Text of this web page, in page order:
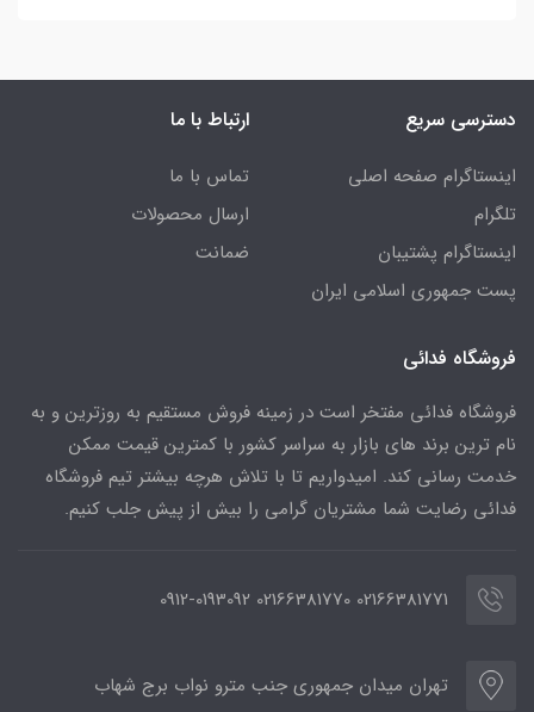
دسترسی سریع
اینستاگرام صفحه اصلی
تلگرام
اینستاگرام پشتیبان
پست جمهوری اسلامی ایران
ارتباط با ما
تماس با ما
ارسال محصولات
ضمانت
فروشگاه فدائی
فروشگاه فدائی مفتخر است در زمینه فروش مستقیم به روزترین و به
نام ترین برند های بازار به سراسر کشور با کمترین قیمت ممکن
خدمت رسانی کند. امیدواریم تا با تلاش هرچه بیشتر تیم فروشگاه
فدائی رضایت شما مشتریان گرامی را بیش از پیش جلب کنیم.
02166381771 02166381770 0912-0193092
تهران میدان جمهوری جنب مترو نواب برج شهاب